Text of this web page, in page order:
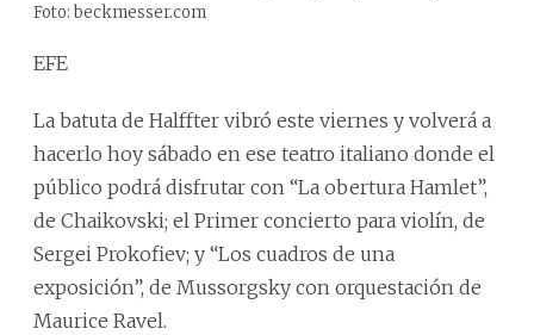
Foto: beckmesser.com
EFE
La batuta de Halffter vibró este viernes y volverá a
hacerlo hoy sábado en ese teatro italiano donde el
público podrá disfrutar con “La obertura Hamlet”,
de Chaikovski; el Primer concierto para violín, de
Sergei Prokofiev; y “Los cuadros de una
exposición”, de Mussorgsky con orquestación de
Maurice Ravel.